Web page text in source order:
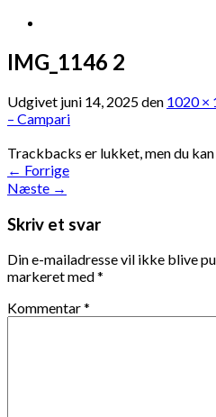
IMG_1146 2
Udgivet juni 14, 2025den 1020 ×
– Campari
Trackbacks er lukket, men du kan
← Forrige
Næste →
Skriv et svar
Din e-mailadresse vil ikke blive
markeret med*
Kommentar*